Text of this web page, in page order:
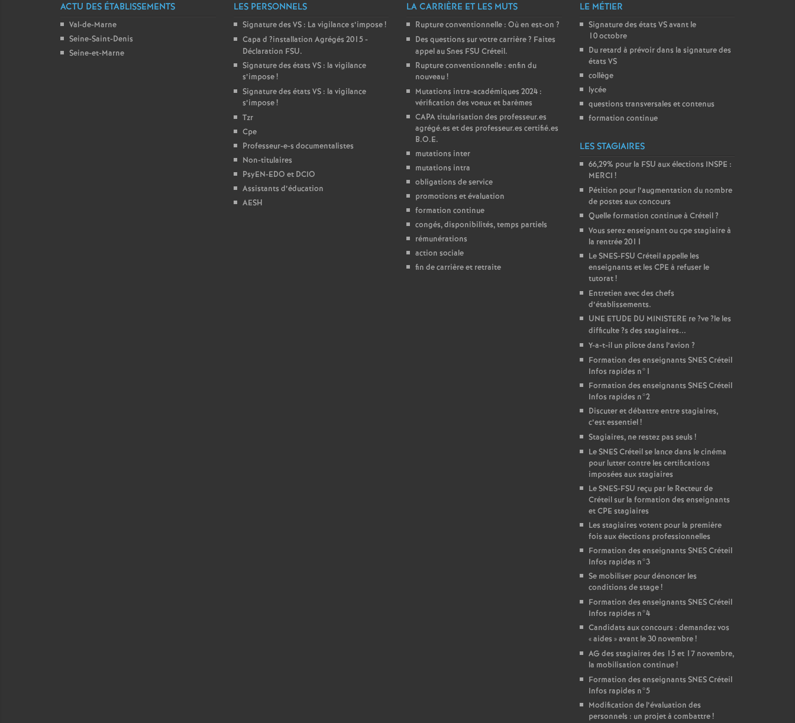
d
e
S
e
c
o
n
ACTU DES ÉTABLISSEMENTS
Val-de-Marne
Seine-Saint-Denis
Seine-et-Marne
LES PERSONNELS
Signature des VS: La vigilance s’impose!
Capa d ?installation Agrégés 2015 -
Déclaration FSU.
Signature des états VS: la vigilance
s’impose!
Signature des états VS: la vigilance
s’impose!
Tzr
Cpe
Professeur-e-s documentalistes
Non-titulaires
PsyEN-EDO et DCIO
Assistants d’éducation
AESH
LA CARRIÈRE ET LES MUTS
Rupture conventionnelle : Où en est-on ?
Des questions sur votre carrière? Faites
appel au Snes FSU Créteil.
Rupture conventionnelle : enfin du
nouveau!
Mutations intra-académiques 2024 :
vérification des voeux et barèmes
CAPAtitularisation des professeur.es
agrégé.es et des professeur.es certifié.es
B.O.E.
mutations inter
mutations intra
obligations de service
promotions et évaluation
formation continue
congés, disponibilités, temps partiels
rémunérations
action sociale
fin de carrière et retraite
LE MÉTIER
Signature des états VSavant le
10 octobre
Du retard à prévoir dans la signature des
états VS
collège
lycée
questions transversales et contenus
formation continue
LES STAGIAIRES
66,29% pour la FSU aux élections INSPE :
MERCI !
Pétition pour l’augmentation du nombre
de postes aux concours
Quelle formation continue à Créteil?
Vous serez enseignant ou cpe stagiaire à
la rentrée 2011
LeSNES-FSU Créteil appelle les
enseignants et les CPE à refuser le
tutorat!
Entretien avec des chefs
d’établissements.
UNE ETUDE DU MINISTERE re?ve?le les
difficulte?s des stagiaires...
Y-a-t-il un pilote dans l’avion ?
Formation des enseignants SNESCréteil
Infos rapides n°1
Formation des enseignants SNESCréteil
Infos rapides n°2
Discuter et débattre entre stagiaires,
c’est essentiel!
Stagiaires, ne restez pas seuls !
LeSNESCréteil se lance dans le cinéma
pour lutter contre les certifications
imposées aux stagiaires
LeSNES-FSU reçu par le Recteur de
Créteil sur la formation des enseignants
etCPE stagiaires
Les stagiaires votent pour la première
fois aux élections professionnelles
Formation des enseignants SNESCréteil
Infos rapides n°3
Se mobiliser pour dénoncer les
conditions de stage!
Formation des enseignants SNESCréteil
Infos rapides n°4
Candidats aux concours : demandez vos
«aides » avant le 30 novembre!
AG des stagiaires des 15 et 17 novembre,
la mobilisation continue!
Formation des enseignants SNESCréteil
Infos rapides n°5
Modification de l’évaluation des
personnels : un projet à combattre!